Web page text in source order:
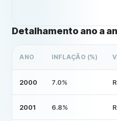
Detalhamento ano a
ANO INFLAÇÃO (%)
2000 7.0%
2001 6.8%